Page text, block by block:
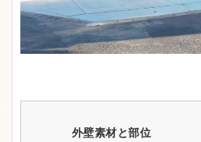
外壁素材と部位